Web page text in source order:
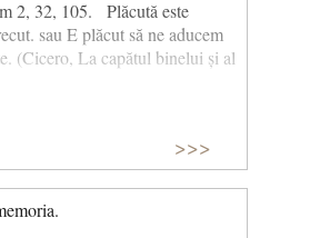
2, 32, 105. Plăcută este
sau E plăcut să ne aducem
(Cicero, La capătul binelui și al
>>>